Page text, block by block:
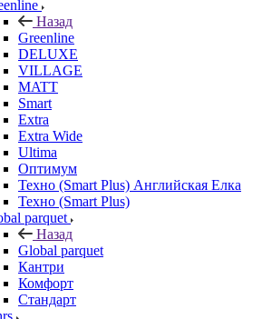
Назад
Greenline
DELUXE
VILLAGE
MATT
Smart
Extra
Extra Wide
Ultima
Оптимум
Техно (Smart Plus) Английская Елка
Техно (Smart Plus)
parquet
Назад
Global parquet
Кантри
Комфорт
Стандарт